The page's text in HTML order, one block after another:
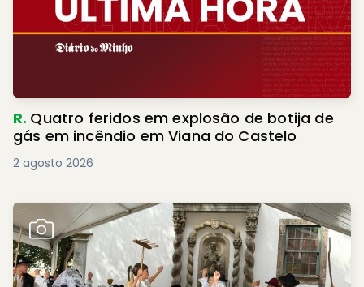
R. Quatro feridos em explosão de botija de
gás em incêndio em Viana do Castelo
2 agosto 2026